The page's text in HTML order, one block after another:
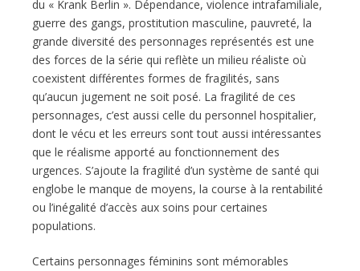
du « Krank Berlin ». Dépendance, violence intrafamiliale,
guerre des gangs, prostitution masculine, pauvreté, la
grande diversité des personnages représentés est une
des forces de la série qui reflète un milieu réaliste où
coexistent différentes formes de fragilités, sans
qu’aucun jugement ne soit posé. La fragilité de ces
personnages, c’est aussi celle du personnel hospitalier,
dont le vécu et les erreurs sont tout aussi intéressantes
que le réalisme apporté au fonctionnement des
urgences. S’ajoute la fragilité d’un système de santé qui
englobe le manque de moyens, la course à la rentabilité
ou l’inégalité d’accès aux soins pour certaines
populations.
Certains personnages féminins sont mémorables